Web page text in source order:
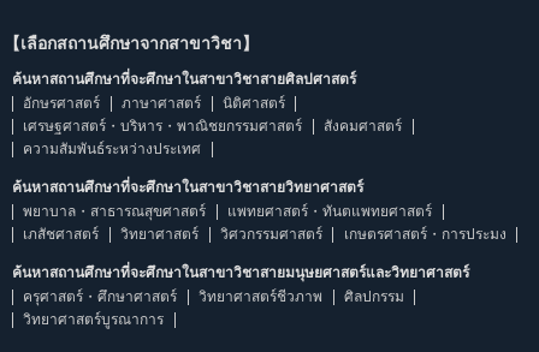
【เลือกสถานศึกษาจากสาขาวิชา】
ค้นหาสถานศึกษาที่จะศึกษาในสาขาวิชาสายศิลปศาสตร์
อักษรศาสตร์
ภาษาศาสตร์
นิติศาสตร์
เศรษฐศาสตร์・บริหาร・พาณิชยกรรมศาสตร์
สังคมศาสตร์
ความสัมพันธ์ระหว่างประเทศ
ค้นหาสถานศึกษาที่จะศึกษาในสาขาวิชาสายวิทยาศาสตร์
พยาบาล・สาธารณสุขศาสตร์
แพทยศาสตร์・ทันตแพทยศาสตร์
เภสัชศาสตร์
วิทยาศาสตร์ วิศวกรรมศาสตร์ เกษตรศาสตร์・การประมง
ค้นหาสถานศึกษาที่จะศึกษาในสาขาวิชาสายมนุษยศาสตร์และวิทยาศาสตร์
ครุศาสตร์・ศึกษาศาสตร์
วิทยาศาสตร์ชีวภาพ
ศิลปกรรม
วิทยาศาสตร์บูรณาการ